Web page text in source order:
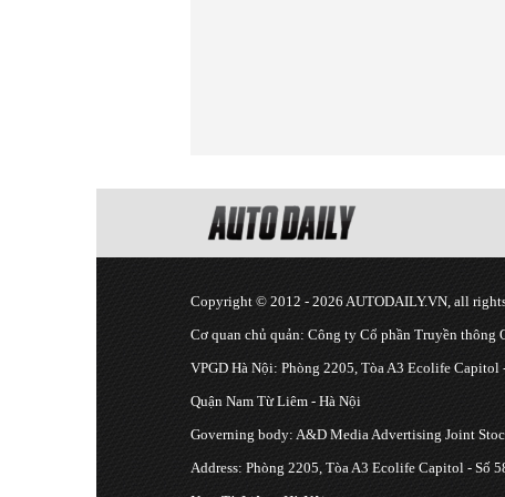
Copyright © 2012 - 2026 AUTODAILY.VN, all
Cơ quan chủ quản: Công ty Cổ phần Truyền thông
VPGD Hà Nội: Phòng 2205, Tòa A3 Ecolife Capitol
Quận Nam Từ Liêm - Hà Nội
Governing body: A&D Media Advertising Joint
Address: Phòng 2205, Tòa A3 Ecolife Capitol - Số